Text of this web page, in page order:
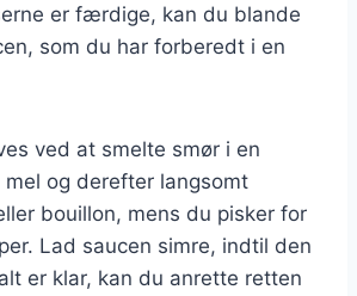
er færdige, kan du blande
som du har forberedt i en
ved at smelte smør i en
og derefter langsomt
bouillon, mens du pisker for
Lad saucen simre, indtil den
er klar, kan du anrette retten